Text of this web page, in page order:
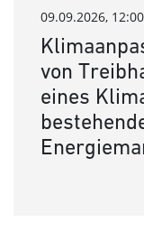
09.09.2026,
von
eines